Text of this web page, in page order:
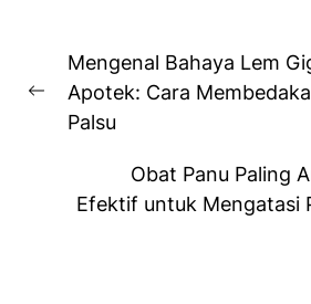
navigation
Previous
post:
Mengenal Bahaya Lem
Apotek: Cara
Palsu
Obat Panu Paling
Efektif untuk Mengatasi